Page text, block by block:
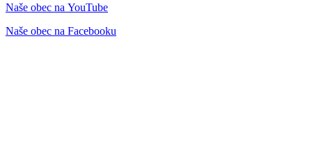
Naše obec na YouTube
Naše obec na Facebooku